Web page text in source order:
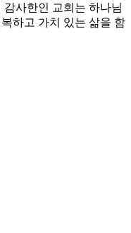
사한인 교회는 하나님
하고 가치 있는 삶을 함